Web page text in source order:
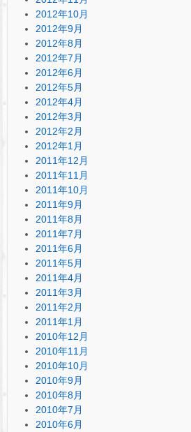
2012年10月
2012年9月
2012年8月
2012年7月
2012年6月
2012年5月
2012年4月
2012年3月
2012年2月
2012年1月
2011年12月
2011年11月
2011年10月
2011年9月
2011年8月
2011年7月
2011年6月
2011年5月
2011年4月
2011年3月
2011年2月
2011年1月
2010年12月
2010年11月
2010年10月
2010年9月
2010年8月
2010年7月
2010年6月